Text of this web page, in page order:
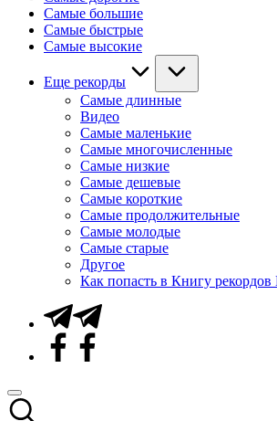
Самые большие
Самые быстрые
Самые высокие
Еще рекорды
Самые длинные
Видео
Самые маленькие
Самые многочисленные
Самые низкие
Самые дешевые
Самые короткие
Самые продолжительные
Самые молодые
Самые старые
Другое
Как попасть в Книгу рекордов
Telegram
Facebook